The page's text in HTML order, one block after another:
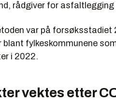
rådgiver for asfaltlegging
var på forsøksstadiet
blant fylkeskommunene
i 2022.
vektes etter